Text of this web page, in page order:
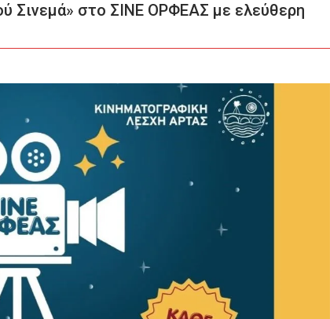
Σινεμά» στο ΣΙΝΕ ΟΡΦΕΑΣ με ελεύθερη